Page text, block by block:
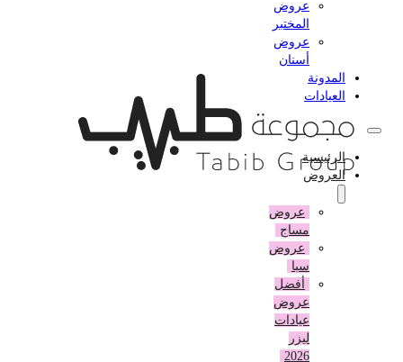
عروض
المختبر
عروض
أسنان
المدونة
العيادات
الرئيسية
العروض
عروض
مساج
عروض
أفضل
عروض
عيادات